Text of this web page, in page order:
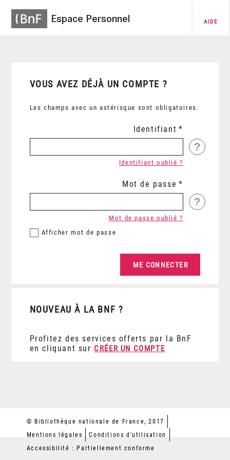
Espace Personnel AIDE
VOUS AVEZ DÉJÀ UN COMPTE ?
Les champs avec un astérisque sont obligatoires.
Identifiant
?
Identifiant oublié ?
Mot de passe
?
Afficher mot de passe
Mot de passe oublié ?
NOUVEAU À LA BNF ?
Profitez des services offerts par la BnF
en cliquant sur CRÉER UN COMPTE
© Bibliothèque nationale de France, 2017
Mentions légales
Conditions d'utilisation
Accessibilité : Partiellement conforme